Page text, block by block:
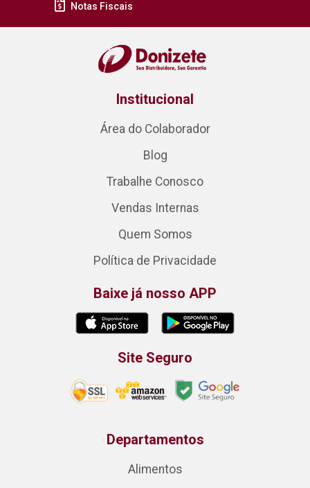
Notas Fiscais
Institucional
Área do Colaborador
Blog
Trabalhe Conosco
Vendas Internas
Quem Somos
Política de Privacidade
Baixe já nosso APP
Site Seguro
Departamentos
Alimentos